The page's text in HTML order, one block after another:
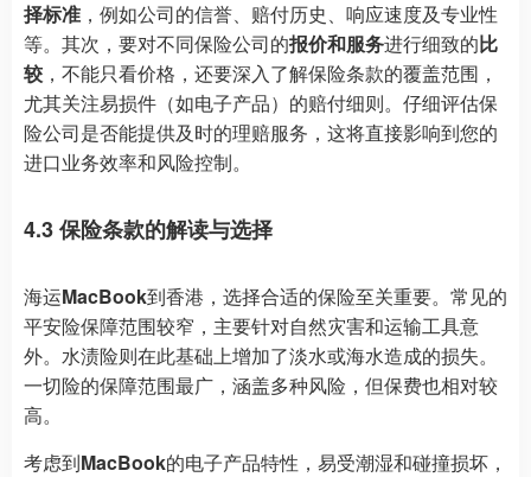
择标准 ，例如公司的信誉、赔付历史、响应速度及专业性
等。其次，要对不同保险公司的报价和服务进行细致的比
较 ，不能只看价格，还要深入了解保险条款的覆盖范围，
尤其关注易损件（如电子产品）的赔付细则。仔细评估保
险公司是否能提供及时的理赔服务，这将直接影响到您的
进口业务效率和风险控制。
4.3 保险条款的解读与选择
海运MacBook到香港，选择合适的保险至关重要。常见的
平安险保障范围较窄，主要针对自然灾害和运输工具意
外。水渍险则在此基础上增加了淡水或海水造成的损失。
一切险的保障范围最广，涵盖多种风险，但保费也相对较
高。
考虑到MacBook的电子产品特性，易受潮湿和碰撞损坏，